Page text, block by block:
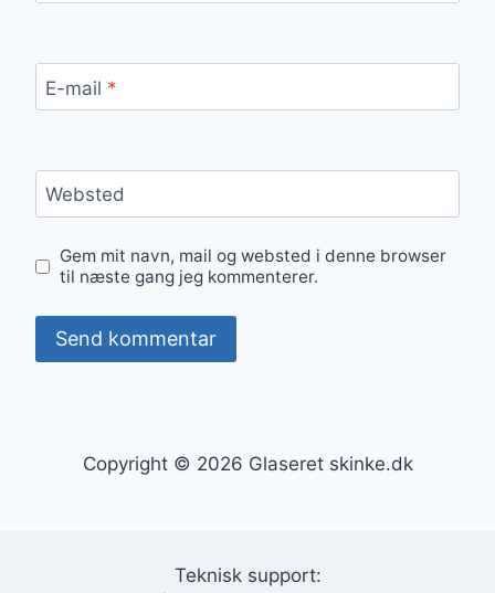
E-mail *
Websted
Gem mit navn, mail og websted i denne browser
til næste gang jeg kommenterer.
Copyright © 2026 Glaseret skinke.dk
Teknisk support: